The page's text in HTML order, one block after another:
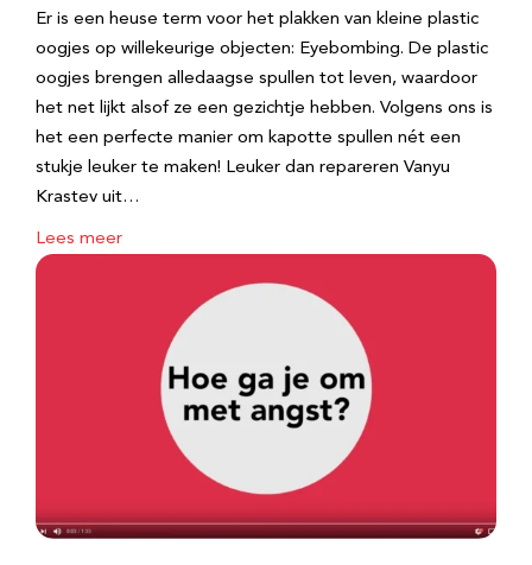
Er is een heuse term voor het plakken van kleine plastic
oogjes op willekeurige objecten: Eyebombing. De plastic
oogjes brengen alledaagse spullen tot leven, waardoor
het net lijkt alsof ze een gezichtje hebben. Volgens ons is
het een perfecte manier om kapotte spullen nét een
stukje leuker te maken! Leuker dan repareren Vanyu
Krastev uit…
Lees meer